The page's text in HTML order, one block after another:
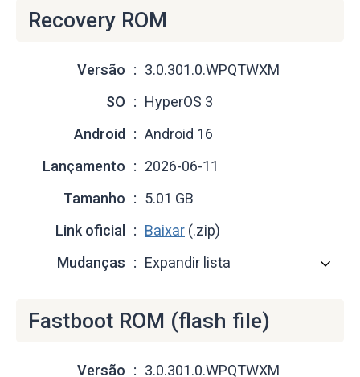
Recovery ROM
Versão
3.0.301.0.WPQTWXM
SO
HyperOS 3
Android
Android 16
Lançamento
2026-06-11
Tamanho
5.01 GB
Link oficial
Baixar (.zip)
Mudanças
Expandir lista
Fastboot ROM (flash file)
Versão
3.0.301.0.WPQTWXM